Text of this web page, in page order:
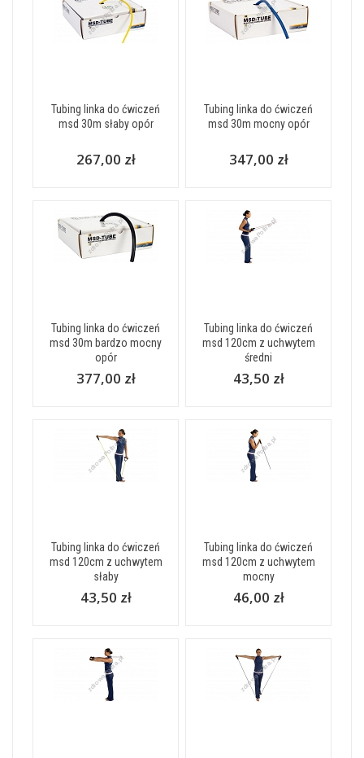
Tubing linka do ćwiczeń
msd 30m słaby opór
267,00 zł
Tubing linka do ćwiczeń
msd 30m mocny opór
347,00 zł
Tubing linka do ćwiczeń
msd 30m bardzo mocny
opór
377,00 zł
Tubing linka do ćwiczeń
msd 120cm z uchwytem
średni
43,50 zł
Tubing linka do ćwiczeń
msd 120cm z uchwytem
słaby
43,50 zł
Tubing linka do ćwiczeń
msd 120cm z uchwytem
mocny
46,00 zł